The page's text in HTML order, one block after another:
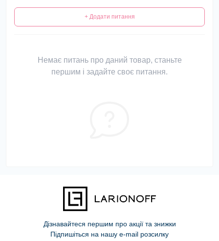
+ Додати питання
Немає питань про даний товар, станьте
першим і задайте своє питання.
Дізнавайтеся першим про акції та знижки
Підпишіться на нашу e-mail розсилку